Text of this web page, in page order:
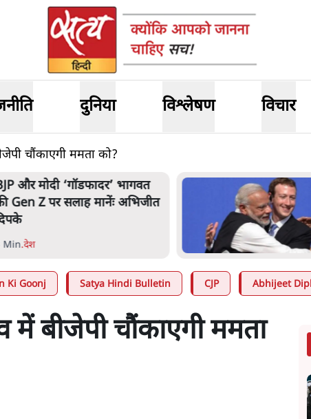
दुनिया विश्लेषण विचार
चौंकाएगी ममता को?
ज़करबर्ग का माफीनामाः ये बहुत
की बात है
Min.विश्लेषण
Ki Goonj Satya Hindi Bulletin CJP Abhijeet
में बीजेपी चौंकाएगी ममता